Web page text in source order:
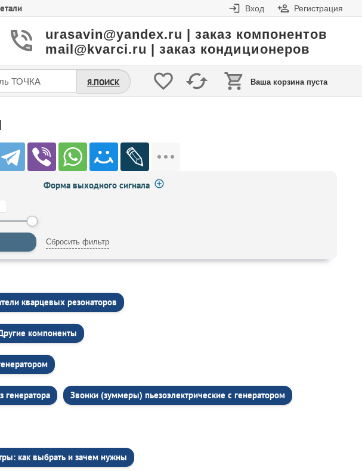
Вход Регистрация
urasavin@yandex.ru | заказ компонентов
mail@kvarci.ru | заказ кондиционеров
Ваша корзина пуста
Я.ПОИСК
Форма выходного сигнала
Сбросить фильтр
кварцевых резонаторов
компоненты
генератора Звонки (зуммеры) пьезоэлектрические c генератором
как выбрать и зачем нужны